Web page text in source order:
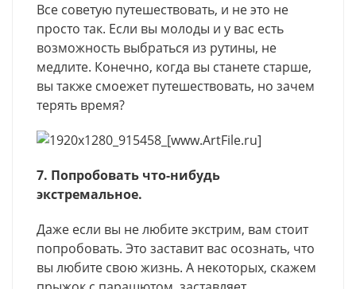
Все советую путешествовать, и не это не
просто так. Если вы молоды и у вас есть
возможность выбраться из рутины, не
медлите. Конечно, когда вы станете старше,
вы также смоежет путешествовать, но зачем
терять время?
7. Попробовать что-нибудь
экстремальное.
Даже если вы не любите экстрим, вам стоит
попробовать. Это заставит вас осознать, что
вы любите свою жизнь. А некоторых, скажем